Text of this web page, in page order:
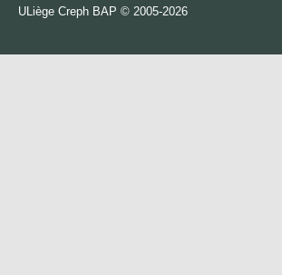
ULiège Creph BAP © 2005-2026